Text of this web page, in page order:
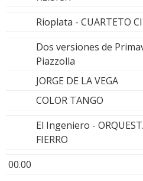
Rioplata - CUARTETO
Dos versiones de
Piazzolla
JORGE DE LA VEGA
COLOR TANGO
El Ingeniero -
FIERRO
00.00